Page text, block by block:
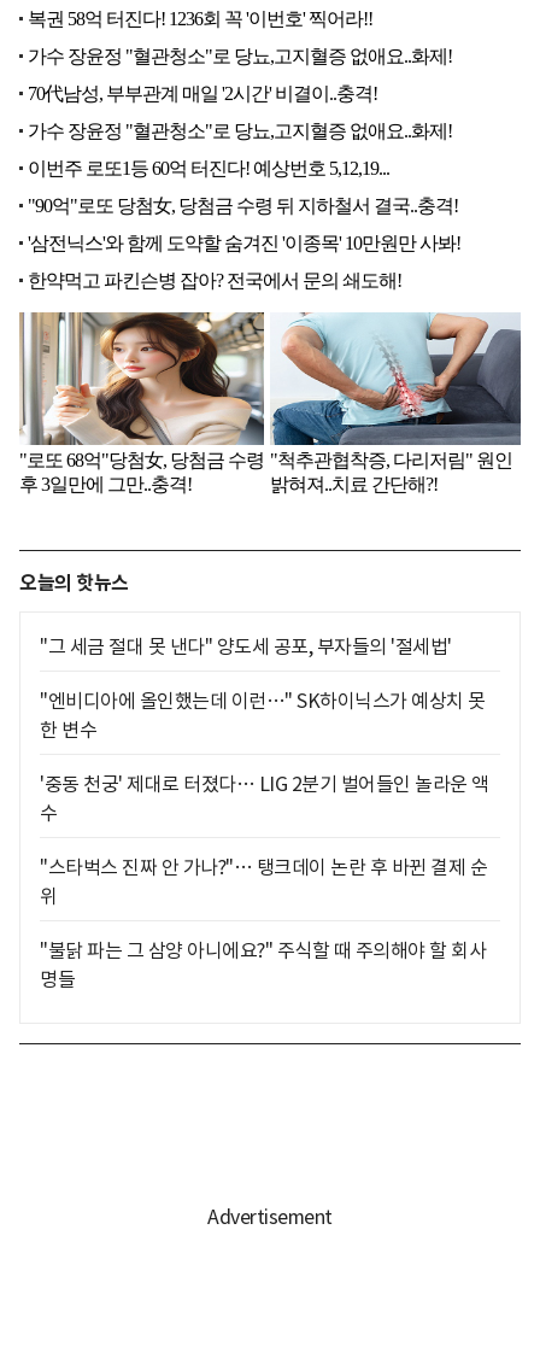
오늘의 핫뉴스
"그 세금 절대 못 낸다" 양도세 공포, 부자들의 '절세법'
"엔비디아에 올인했는데 이런…" SK하이닉스가 예상치 못
한 변수
'중동 천궁' 제대로 터졌다… LIG 2분기 벌어들인 놀라운 액
수
"스타벅스 진짜 안 가나?"… 탱크데이 논란 후 바뀐 결제 순
위
"불닭 파는 그 삼양 아니에요?" 주식할 때 주의해야 할 회사
명들